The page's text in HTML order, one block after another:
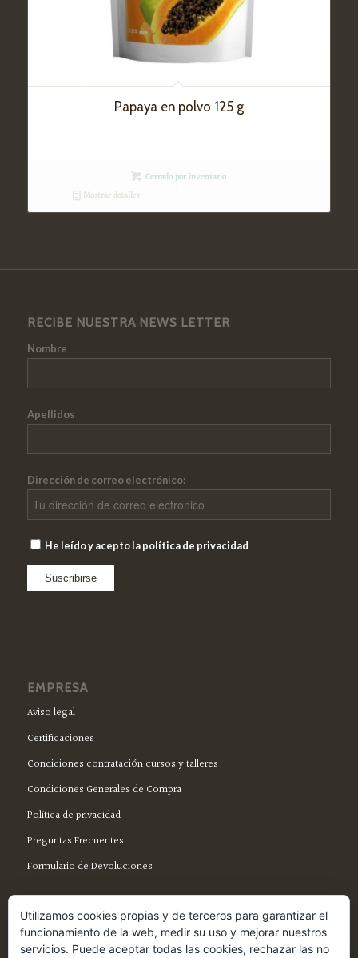
Papaya en polvo 125 g
Cerrado por inventario
Mostrar detalles
RECIBE NUESTRA NEWS LETTER
Nombre
Apellidos
Dirección de correo electrónico:
He leído y acepto la política de privacidad
EMPRESA
Aviso legal
Certificaciones
Condiciones contratación cursos y talleres
Condiciones Generales de Compra
Política de privacidad
Preguntas Frecuentes
Formulario de Devoluciones
Utilizamos cookies propias y de terceros para garantizar el
funcionamiento de la web, medir su uso y mejorar nuestros
servicios. Puede aceptar todas las cookies, rechazar las no